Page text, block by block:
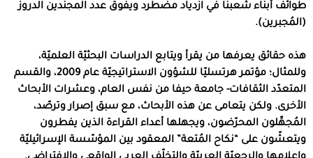
طوائف أبناء شعبنا في ازدياد مضطرد ويفوق عدد المجنّدين الدروز
(المُجبرين).
هذه حقائق يعرفها من يقرأ ويتابع الدراسات البحثيّة العلميّة،
وللمثال؛ مؤتمر هرتسليّا للشؤون الاستراتيجيّة عام 2009، والقسم
المتعدّد الثقافات- جامعة حيفا من نفس العام، وعشرات الأبحاث
الأخرى. ولكن يتعامى عن هذه الأبحاث، مع سبق إصرار وترصّد،
المُجهِّلون المحرّضون، ويجهلها أعداء القراءة الذين يفطرون
ويتعشّون على “نكاح المُتعة” المعقود بين المؤسّسة الإسرائيليّة